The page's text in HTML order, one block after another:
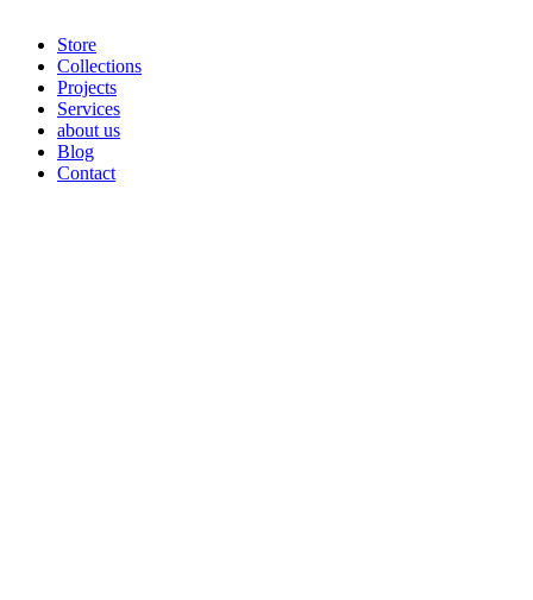
Store
Collections
Projects
Services
about us
Blog
Contact